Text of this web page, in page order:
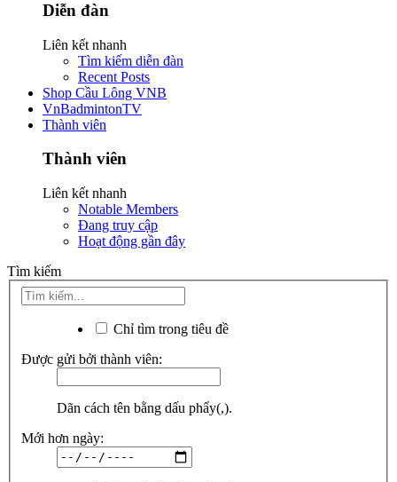
Diễn đàn
Liên kết nhanh
Tìm kiếm diễn đàn
Recent Posts
Shop Cầu Lông VNB
VnBadmintonTV
Thành viên
Thành viên
Liên kết nhanh
Notable Members
Đang truy cập
Hoạt động gần đây
Tìm kiếm
Chỉ tìm trong tiêu đề
Được gửi bởi thành viên:
Dãn cách tên bằng dấu phẩy(,).
Mới hơn ngày: